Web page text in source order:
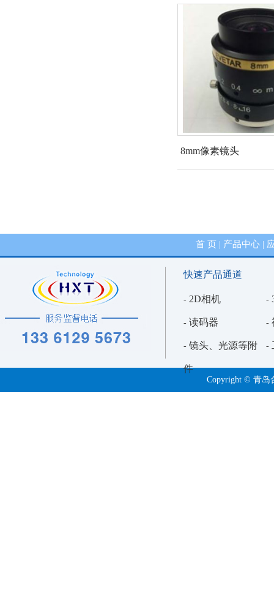
8mm像素镜头
首 页 产品中心|
快速产品通道
- 2D相机 -
- 读码器 -
- 镜头、光源等附
件
-
Copyright © 青岛